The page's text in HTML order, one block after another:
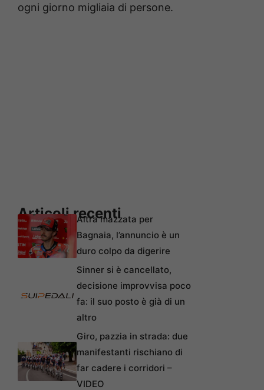
ogni giorno migliaia di persone.
Articoli recenti
Altra mazzata per
Bagnaia, l’annuncio è un
duro colpo da digerire
Sinner si è cancellato,
decisione improvvisa poco
fa: il suo posto è già di un
altro
Giro, pazzia in strada: due
manifestanti rischiano di
far cadere i corridori –
VIDEO